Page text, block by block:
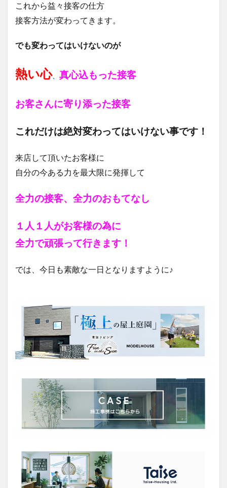
これから益々接客の仕方
接客方法が変わってきます。
でも変わってはいけないのが
熱い心、 真心込もった接客
お客さんに寄り添った接客
これだけは絶対変わってはいけない事です！
来店して頂いたお客様に
自分の今ある力を最大限に発揮して
全力の接客、全力のおもてなし
１人１人がお客様の為に
全力で頑張って行きます！
では、今日も素敵な一日となりますように♪